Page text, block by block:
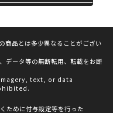
商品とは多少異なることがござい
データ等の無断転用、転載をお断
text, or data
ために付与設定等を行った